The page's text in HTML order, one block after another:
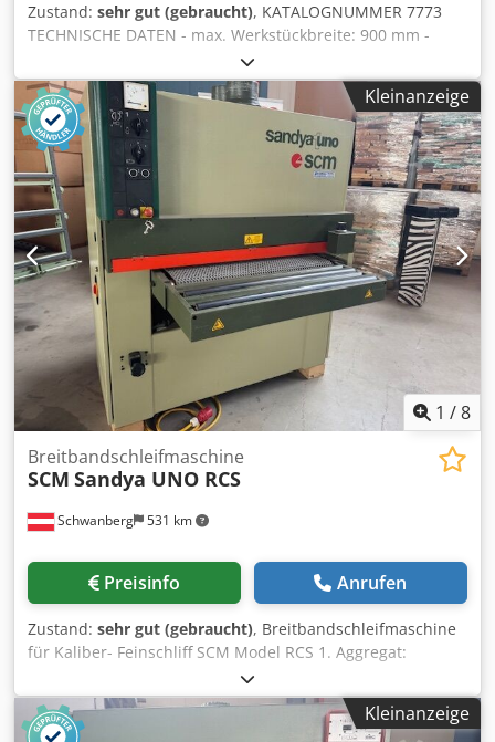
Zustand: sehr gut (gebraucht), KATALOGNUMMER 7773
TECHNISCHE DATEN - max. Werkstückbreite: 900 mm -
max. Werkstückhöhe: 160 mm – von oben: Chodpfx
Ajzhvcnefpoa - Metallrolle, gleitend 1. Aggregat – gerillte
Gummiwalze zum Kalibrieren 2. Aggregat – 2x
Metallkalibrierwalzen + Schuh – von unten: -
Vorschubband - pneumatische Bandoszillation -
elektrischer Tischhub - Hauptmotor: 15 kW/11 kW -
Vorschubmotor: 1,5 kW - Betriebsdruck: 6-8 bar -
Absaugstutzendurchmesser: 2x200 mm - Abmessungen
(L/B/H): 1850x1950x2040 mm - Gewicht: ca. 3000 kg
VORTEILE – italienische Produktion –
Kalibrierschleifmaschine + Schuh – gebrauchte
Schleifmaschine, sehr guter Zustand Nettopreis: 13.900
PLN Nettopreis: 3.300 EUR je nach Wechselkurs 4,2 EUR
(Preise können sich bei größeren Schwankungen ändern)
Kleinanzeige
1 /8
Schwanberg 531 km
Breitbandschleifmaschine
SCM Sandya UNO RCS
Preisinfo Anrufen
Zustand: sehr gut (gebraucht), Breitbandschleifmaschine
für Kaliber- Feinschliff SCM Model RCS 1. Aggregat:
Kalibrierwalze, Stahl 2 Aggregat: Kombiaggregat (Walze 60
Sh, Schleifschuh mit 2 Einsätzen (hart, weich) Arbeitsbreite
920 mm Schleifbandabmessung: 930 x 1.525 mmKleinanzeige